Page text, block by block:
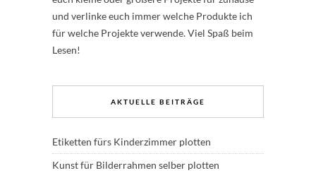
und verlinke euch immer welche Produkte ich
für welche Projekte verwende. Viel Spaß beim
Lesen!
AKTUELLE BEITRÄGE
Etiketten fürs Kinderzimmer plotten
Kunst für Bilderrahmen selber plotten